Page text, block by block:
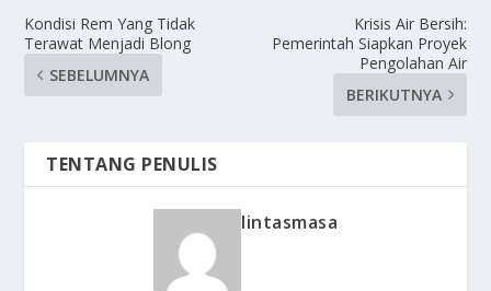
Kondisi Rem Yang Tidak
Terawat Menjadi Blong
SEBELUMNYA
Krisis Air Bersih:
Pemerintah Siapkan Proyek
Pengolahan Air
BERIKUTNYA
TENTANG PENULIS
lintasmasa